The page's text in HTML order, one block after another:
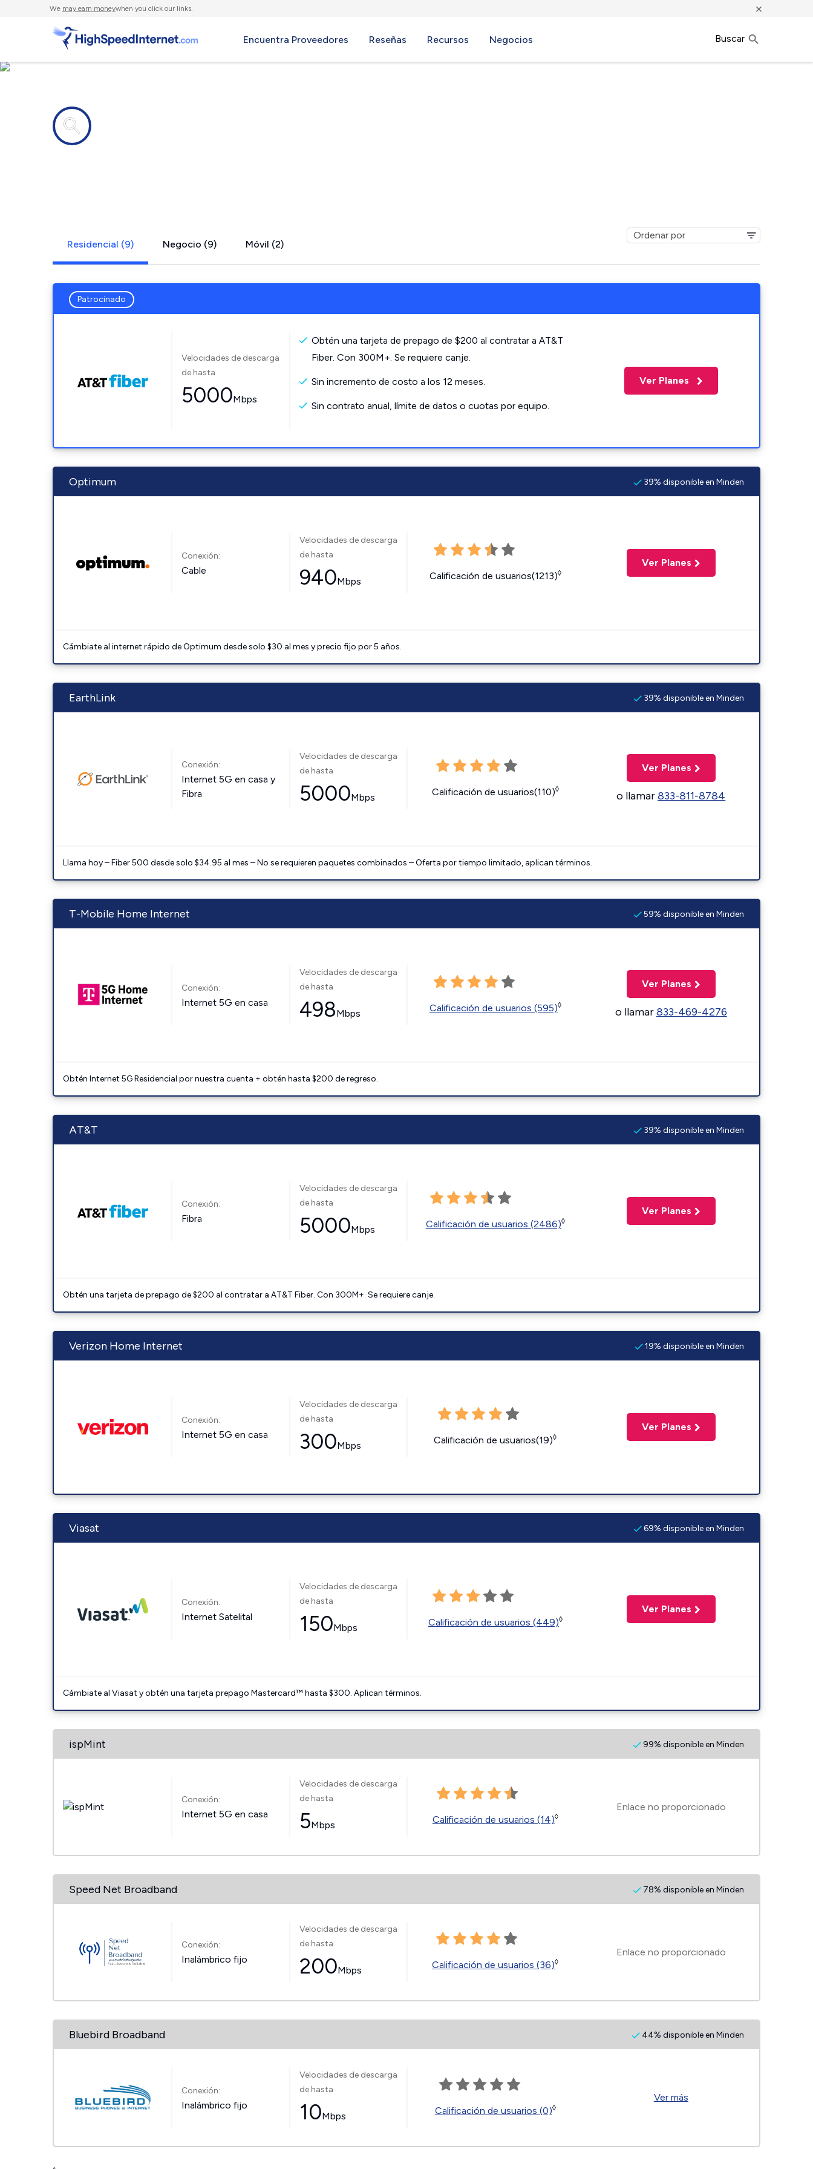
We may earn moneywhen you click our links. ×
Encuentra Proveedores Reseñas Recursos Negocios Buscar
Residencial (9) Negocio (9) Móvil (2)
Patrocinado
Velocidades de descarga
de hasta
5000Mbps
Obtén una tarjeta de prepago de $200 al contratar a AT&T
Fiber. Con 300M+. Se requiere canje.
Sin incremento de costo a los 12 meses.
Sin contrato anual, límite de datos o cuotas por equipo.
Ver Planes
Optimum 39% disponible en Minden
Conexión:
Cable
Velocidades de descarga
de hasta
940Mbps Calificación de usuarios(1213)◊
Ver Planes
Cámbiate al internet rápido de Optimum desde solo $30 al mes y precio fijo por 5 años.
EarthLink 39% disponible en Minden
Conexión:
Internet 5G en casa y
Fibra
Velocidades de descarga
de hasta
5000Mbps Calificación de usuarios(110)◊
Ver Planes
o llamar833-811-8784
Llama hoy – Fiber 500 desde solo $34.95 al mes – No se requieren paquetes combinados – Oferta por tiempo limitado, aplican términos.
T-Mobile Home Internet 59% disponible en Minden
Conexión:
Internet 5G en casa
Velocidades de descarga
de hasta
498Mbps Calificación de usuarios (595)◊
Ver Planes
o llamar833-469-4276
Obtén Internet 5G Residencial por nuestra cuenta + obtén hasta $200 de regreso.
AT&T 39% disponible en Minden
Conexión:
Fibra
Velocidades de descarga
de hasta
5000Mbps Calificación de usuarios (2486)◊
Ver Planes
Obtén una tarjeta de prepago de $200 al contratar a AT&T Fiber. Con 300M+. Se requiere canje.
Verizon Home Internet 19% disponible en Minden
Conexión:
Internet 5G en casa
Velocidades de descarga
de hasta
300Mbps Calificación de usuarios(19)◊
Ver Planes
Viasat 69% disponible en Minden
Conexión:
Internet Satelital
Velocidades de descarga
de hasta
150Mbps Calificación de usuarios (449)◊
Ver Planes
Cámbiate al Viasat y obtén una tarjeta prepago Mastercard™ hasta $300. Aplican términos.
ispMint 99% disponible en Minden
Conexión:
Internet 5G en casa
Velocidades de descarga
de hasta
5Mbps Calificación de usuarios (14)◊
Enlace no proporcionado
Speed Net Broadband 78% disponible en Minden
Conexión:
Inalámbrico fijo
Velocidades de descarga
de hasta
200Mbps Calificación de usuarios (36)◊
Enlace no proporcionado
Bluebird Broadband 44% disponible en Minden
Conexión:
Inalámbrico fijo
Velocidades de descarga
de hasta
10Mbps Calificación de usuarios (0)◊
Ver más